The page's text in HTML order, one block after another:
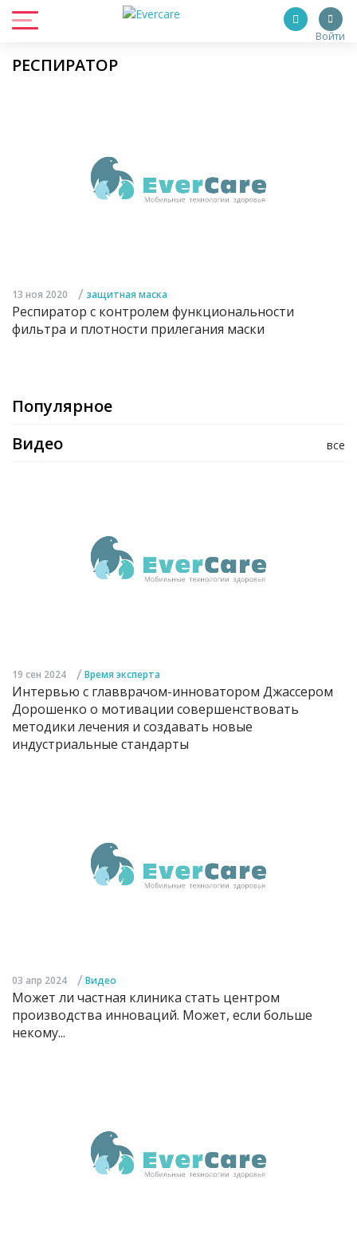
Войти
РЕСПИРАТОР
13 ноя 2020 / защитная маска
Респиратор с контролем функциональности
фильтра и плотности прилегания маски
Популярное
все
Видео
19 сен 2024 / Время эксперта
Интервью с главврачом-инноватором Джассером
Дорошенко о мотивации совершенствовать
методики лечения и создавать новые
индустриальные стандарты
03 апр 2024 / Видео
Может ли частная клиника стать центром
производства инноваций. Может, если больше
некому...